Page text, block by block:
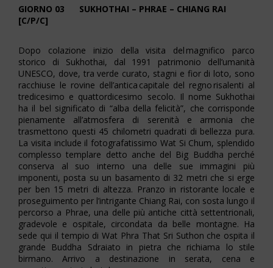
GIORNO 03 SUKHOTHAI – PHRAE – CHIANG RAI
[C/P/C]
Dopo colazione inizio della visita del magnifico parco
storico di Sukhothai, dal 1991 patrimonio dell’umanità
UNESCO, dove, tra verde curato, stagni e fior di loto, sono
racchiuse le rovine dell’antica capitale del regno risalenti al
tredicesimo e quattordicesimo secolo. Il nome Sukhothai
ha il bel significato di “alba della felicità”, che corrisponde
pienamente all’atmosfera di serenità e armonia che
trasmettono questi 45 chilometri quadrati di bellezza pura.
La visita include il fotografatissimo Wat Si Chum, splendido
complesso templare detto anche del Big Buddha perché
conserva al suo interno una delle sue immagini più
imponenti, posta su un basamento di 32 metri che si erge
per ben 15 metri di altezza. Pranzo in ristorante locale e
proseguimento per l’intrigante Chiang Rai, con sosta lungo il
percorso a Phrae, una delle più antiche città settentrionali,
gradevole e ospitale, circondata da belle montagne. Ha
sede qui il tempio di Wat Phra That Sri Suthon che ospita il
grande Buddha Sdraiato in pietra che richiama lo stile
birmano. Arrivo a destinazione in serata, cena e